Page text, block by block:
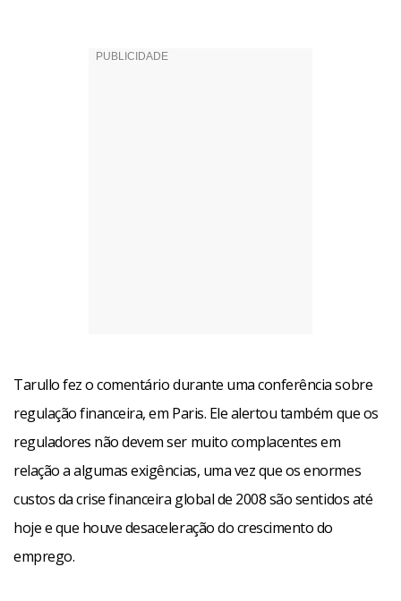
Tarullo fez o comentário durante uma conferência sobre
regulação financeira, em Paris. Ele alertou também que os
reguladores não devem ser muito complacentes em
relação a algumas exigências, uma vez que os enormes
custos da crise financeira global de 2008 são sentidos até
hoje e que houve desaceleração do crescimento do
emprego.